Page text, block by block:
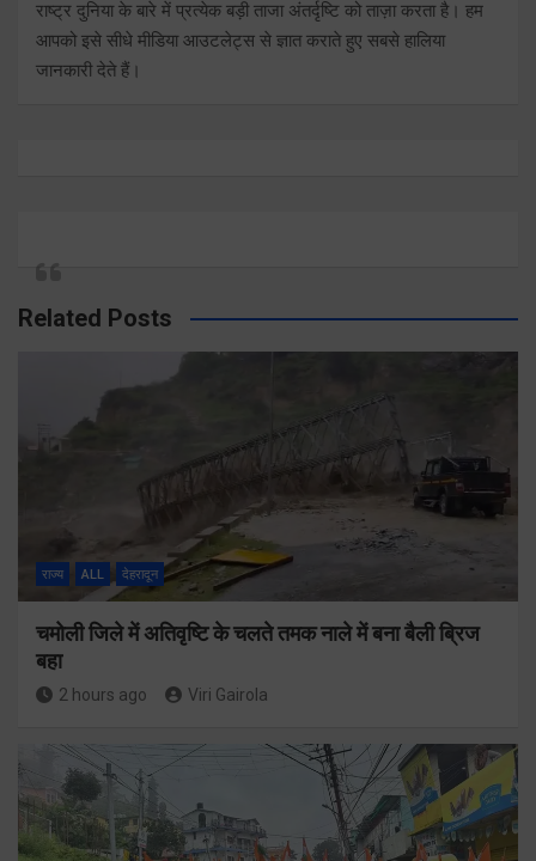
राष्ट्र दुनिया के बारे में प्रत्येक बड़ी ताजा अंतर्दृष्टि को ताज़ा करता है। हम
आपको इसे सीधे मीडिया आउटलेट्स से ज्ञात कराते हुए सबसे हालिया
जानकारी देते हैं।
Related Posts
राज्य ALL देहरादून
चमोली जिले में अतिवृष्टि के चलते तमक नाले में बना बैली ब्रिज
बहा
2 hours ago Viri Gairola